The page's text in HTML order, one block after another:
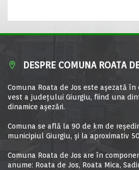
DESPRE COMUNA ROATA
Comuna Roata de Jos este aşezată
vest a judeţului Giurgiu, fiind una
dinamice aşezări.
Comuna se află la 90 de km de
municipiul Giurgiu, şi la aproximativ
Comuna Roata de Jos are în
anume: Roata de Jos, Roata Mica,